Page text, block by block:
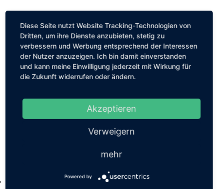
Kastanienallee 56, 10119 Berlin
mail@louiseethelene.de
Folgen
Diese Seite nutzt Website Tracking-Technologien von
Dritten, um ihre Dienste anzubieten, stetig zu
verbessern und Werbung entsprechend der Interessen
der Nutzer anzuzeigen. Ich bin damit einverstanden
und kann meine Einwilligung jederzeit mit Wirkung für
die Zukunft widerrufen oder ändern.
Akzeptieren
Verweigern
mehr
Powered by